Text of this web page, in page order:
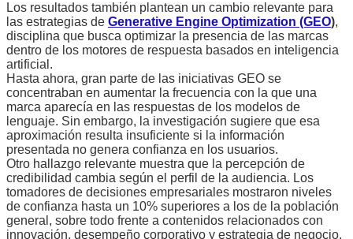
Los resultados también plantean un cambio relevante para
las estrategias de Generative Engine Optimization (GEO),
disciplina que busca optimizar la presencia de las marcas
dentro de los motores de respuesta basados en inteligencia
artificial.
Hasta ahora, gran parte de las iniciativas GEO se
concentraban en aumentar la frecuencia con la que una
marca aparecía en las respuestas de los modelos de
lenguaje. Sin embargo, la investigación sugiere que esa
aproximación resulta insuficiente si la información
presentada no genera confianza en los usuarios.
Otro hallazgo relevante muestra que la percepción de
credibilidad cambia según el perfil de la audiencia. Los
tomadores de decisiones empresariales mostraron niveles
de confianza hasta un 10% superiores a los de la población
general, sobre todo frente a contenidos relacionados con
innovación, desempeño corporativo y estrategia de negocio.